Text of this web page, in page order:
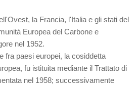
la Francia, l'Italia e gli stati del
Europea del Carbone e
nel 1952.
fra paesi europei, la cosiddetta
fu istituita mediante il Trattato di
nel 1958; successivamente